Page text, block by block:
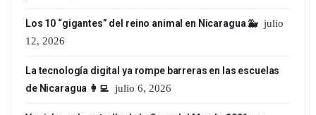
Los 10 “gigantes” del reino animal en Nicaragua 🐳 julio
12, 2026
La tecnología digital ya rompe barreras en las escuelas
de Nicaragua 👩‍💻 julio 6, 2026